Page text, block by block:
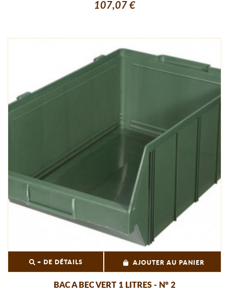
107,07 €
+ DE DÉTAILS AJOUTER AU PANIER
BAC A BEC VERT 1 LITRES - N° 2